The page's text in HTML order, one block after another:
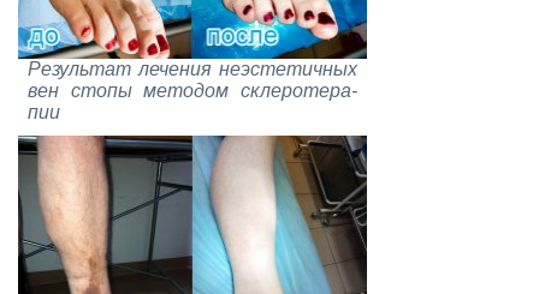
Ре­зуль­тат ле­че­ния неэс­те­тич­ных
вен сто­пы ме­то­дом скле­ро­те­ра­
пии